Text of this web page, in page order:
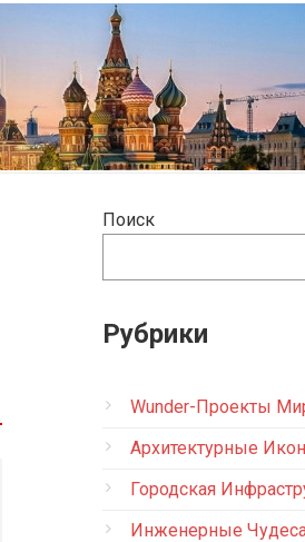
Поиск
Рубрики
Wunder-Проекты
Архитектурные
Городская
Инженерные